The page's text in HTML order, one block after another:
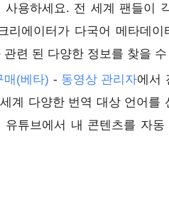
사용하세요. 전 세계 팬들이
리에이터가 다국어 메타데
관련 된 다양한 정보를 찾을
매(베타) - 동영상 관리자에서
계 다양한 번역 대상 언어를
유튜브에서 내 콘텐츠를 자